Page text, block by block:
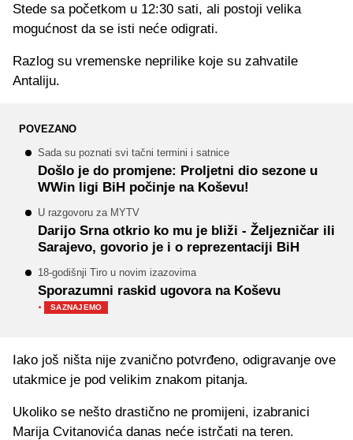
Stede sa početkom u 12:30 sati, ali postoji velika
mogućnost da se isti neće odigrati.
Razlog su vremenske neprilike koje su zahvatile
Antaliju.
POVEZANO
Sada su poznati svi tačni termini i satnice
Došlo je do promjene: Proljetni dio sezone u
WWin ligi BiH počinje na Koševu!
U razgovoru za MYTV
Darijo Srna otkrio ko mu je bliži - Željezničar ili
Sarajevo, govorio je i o reprezentaciji BiH
18-godišnji Tiro u novim izazovima
Sporazumni raskid ugovora na Koševu
· SAZNAJEMO
Iako još ništa nije zvanično potvrđeno, odigravanje ove
utakmice je pod velikim znakom pitanja.
Ukoliko se nešto drastično ne promijeni, izabranici
Marija Cvitanovića danas neće istrčati na teren.